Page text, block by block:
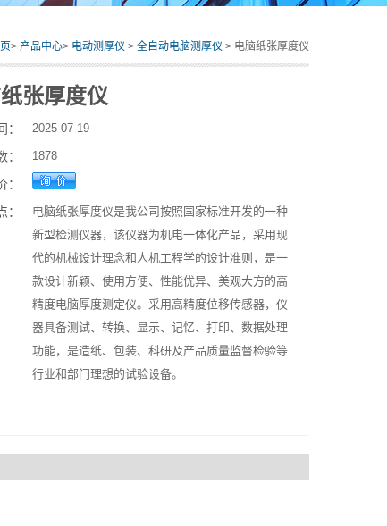
> 产品中心> 电动测厚仪 > 全自动电脑测厚仪 > 电脑纸张厚度仪
张厚度仪
： 2025-07-19
： 1878
：
：
电脑纸张厚度仪是我公司按照国家标准开发的一种
新型检测仪器，该仪器为机电一体化产品，采用现
代的机械设计理念和人机工程学的设计准则，是一
款设计新颖、使用方便、性能优异、美观大方的高
精度电脑厚度测定仪。采用高精度位移传感器，仪
器具备测试、转换、显示、记忆、打印、数据处理
功能，是造纸、包装、科研及产品质量监督检验等
行业和部门理想的试验设备。